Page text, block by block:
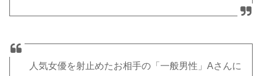
人気女優を射止めたお相手の「一般男性」Aさんに